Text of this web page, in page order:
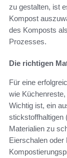
zu gestalten, ist
Kompost
des Komposts
Prozesses.
Die richtigen
Für eine
wie
Wichtig ist, ein
stickstoffhaltigen
Materialien zu
Eierschalen oder